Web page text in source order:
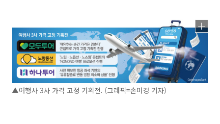
▲여행사 3사 가격 고정 기획전. (그래픽=손미경 기자)